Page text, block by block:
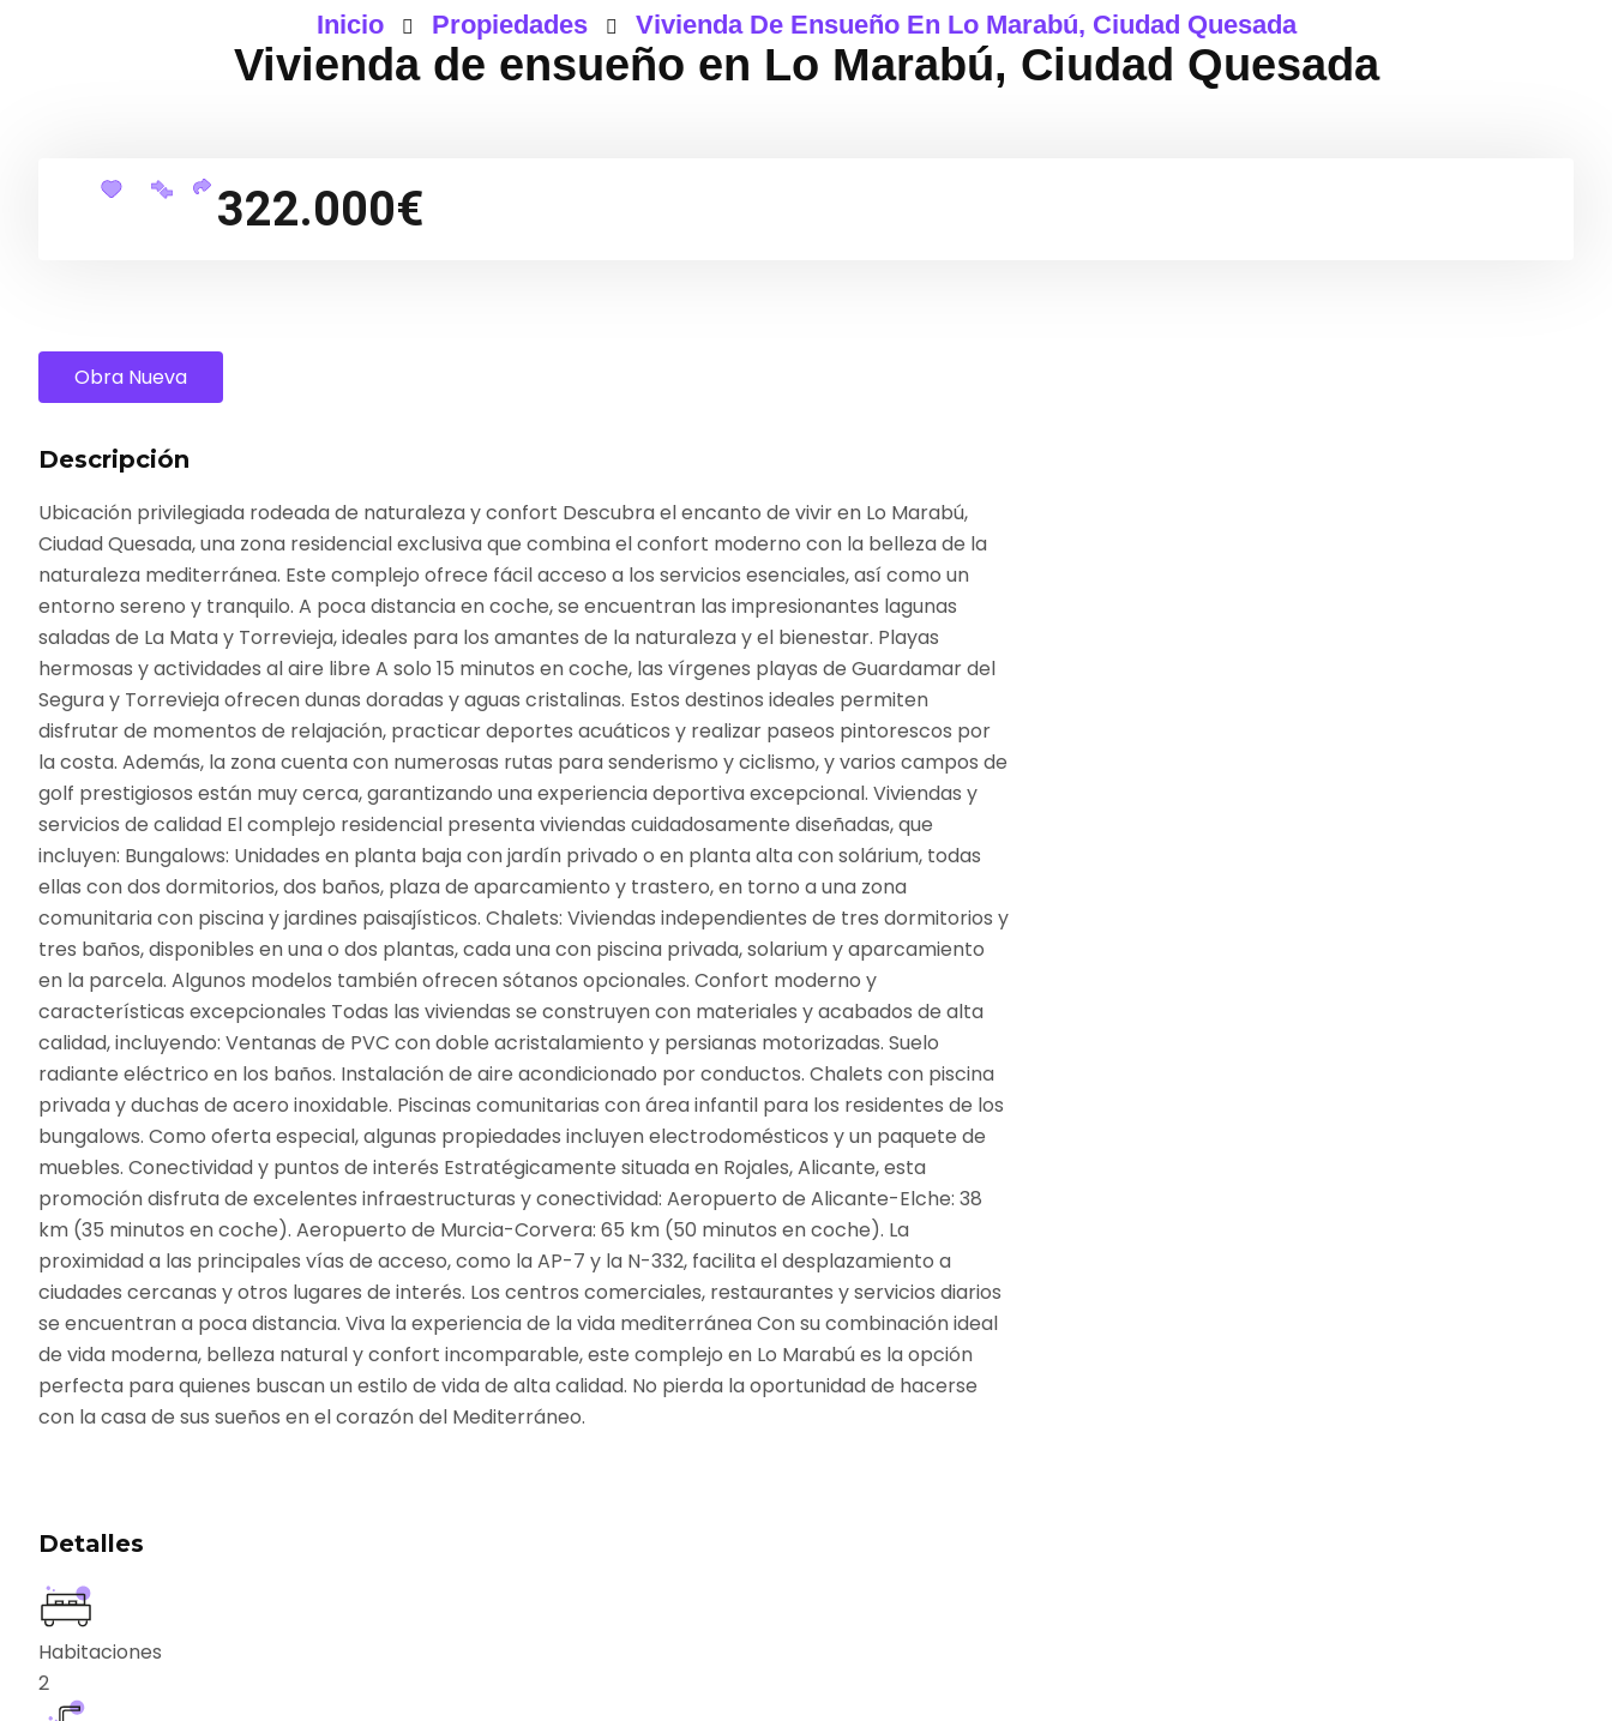
Inicio Propiedades Vivienda De Ensueño En Lo Marabú, Ciudad Quesada
Vivienda de ensueño en Lo Marabú, Ciudad Quesada
322.000€
Obra Nueva
Descripción
Ubicación privilegiada rodeada de naturaleza y confort Descubra el encanto de vivir en Lo Marabú,
Ciudad Quesada, una zona residencial exclusiva que combina el confort moderno con la belleza de la
naturaleza mediterránea. Este complejo ofrece fácil acceso a los servicios esenciales, así como un
entorno sereno y tranquilo. A poca distancia en coche, se encuentran las impresionantes lagunas
saladas de La Mata y Torrevieja, ideales para los amantes de la naturaleza y el bienestar. Playas
hermosas y actividades al aire libre A solo 15 minutos en coche, las vírgenes playas de Guardamar del
Segura y Torrevieja ofrecen dunas doradas y aguas cristalinas. Estos destinos ideales permiten
disfrutar de momentos de relajación, practicar deportes acuáticos y realizar paseos pintorescos por
la costa. Además, la zona cuenta con numerosas rutas para senderismo y ciclismo, y varios campos de
golf prestigiosos están muy cerca, garantizando una experiencia deportiva excepcional. Viviendas y
servicios de calidad El complejo residencial presenta viviendas cuidadosamente diseñadas, que
incluyen: Bungalows: Unidades en planta baja con jardín privado o en planta alta con solárium, todas
ellas con dos dormitorios, dos baños, plaza de aparcamiento y trastero, en torno a una zona
comunitaria con piscina y jardines paisajísticos. Chalets: Viviendas independientes de tres dormitorios y
tres baños, disponibles en una o dos plantas, cada una con piscina privada, solarium y aparcamiento
en la parcela. Algunos modelos también ofrecen sótanos opcionales. Confort moderno y
características excepcionales Todas las viviendas se construyen con materiales y acabados de alta
calidad, incluyendo: Ventanas de PVC con doble acristalamiento y persianas motorizadas. Suelo
radiante eléctrico en los baños. Instalación de aire acondicionado por conductos. Chalets con piscina
privada y duchas de acero inoxidable. Piscinas comunitarias con área infantil para los residentes de los
bungalows. Como oferta especial, algunas propiedades incluyen electrodomésticos y un paquete de
muebles. Conectividad y puntos de interés Estratégicamente situada en Rojales, Alicante, esta
promoción disfruta de excelentes infraestructuras y conectividad: Aeropuerto de Alicante-Elche: 38
km (35 minutos en coche). Aeropuerto de Murcia-Corvera: 65 km (50 minutos en coche). La
proximidad a las principales vías de acceso, como la AP-7 y la N-332, facilita el desplazamiento a
ciudades cercanas y otros lugares de interés. Los centros comerciales, restaurantes y servicios diarios
se encuentran a poca distancia. Viva la experiencia de la vida mediterránea Con su combinación ideal
de vida moderna, belleza natural y confort incomparable, este complejo en Lo Marabú es la opción
perfecta para quienes buscan un estilo de vida de alta calidad. No pierda la oportunidad de hacerse
con la casa de sus sueños en el corazón del Mediterráneo.
Detalles
Habitaciones
2